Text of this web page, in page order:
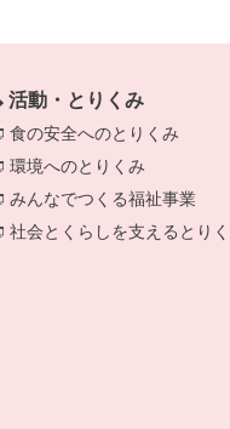
活動・とりくみ
食の安全へのとりくみ
環境へのとりくみ
みんなでつくる福祉事業
社会とくらしを支えるとり